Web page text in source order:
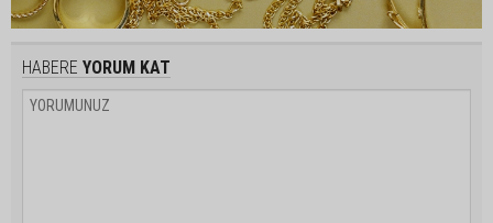
HABERE YORUM KAT